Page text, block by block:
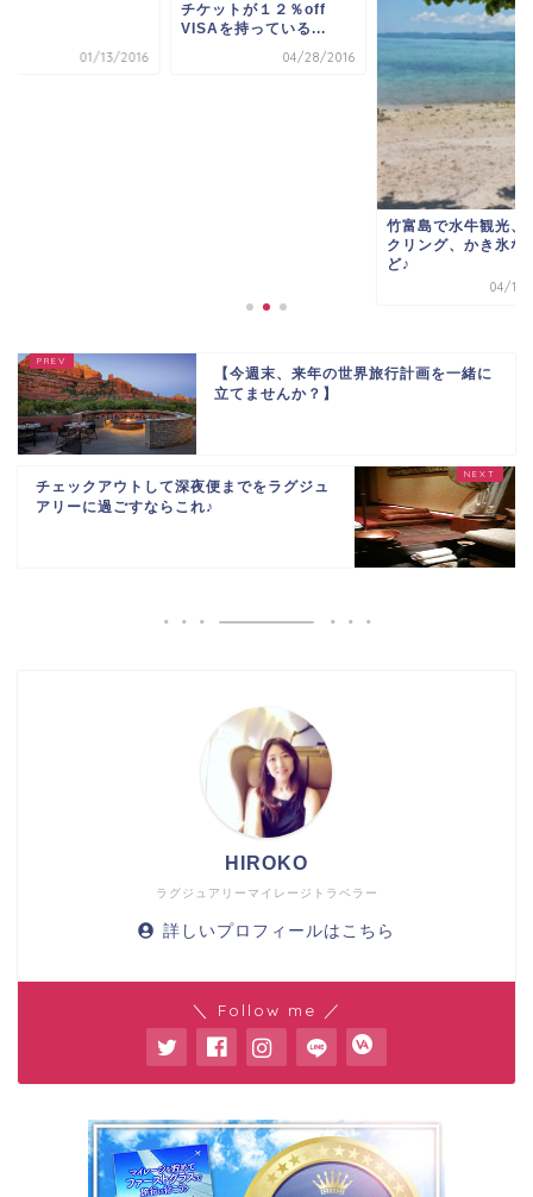
04/28/2016
行！？
01/13/
【今週末、来年の世界旅行計画を一緒に
立てませんか？】
チェックアウトして深夜便までをラグジュ
アリーに過ごすならこれ♪
ラグジュアリーマイレージトラベラー
HIROKO
詳しいプロフィールはこちら
＼ Follow me ／